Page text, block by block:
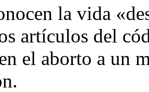
la vida
artículos del
el aborto a un